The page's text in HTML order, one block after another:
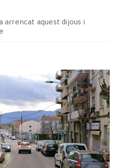
arrencat aquest dijous i